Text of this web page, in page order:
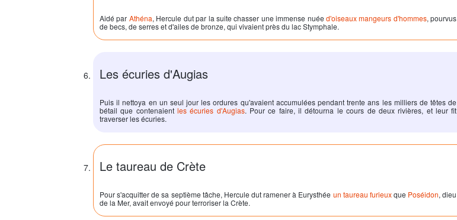
Aidé par Athéna, Hercule dut par la suite chasser une immense nuéed'oiseaux mangeurs d'hommes, pourvus
de becs, de serres et d'ailes de bronze, qui vivaient près du lac Stymphale.
Les écuries d'Augias
Puis il nettoya en un seul jour les ordures qu'avaient accumulées pendant trente ans les milliers de têtes de
bétail que contenaientles écuries d'Augias. Pour ce faire, il détourna le cours de deux rivières, et leur fit
traverser les écuries.
Le taureau de Crète
Pour s'acquitter de sa septième tâche, Hercule dut ramener à Eurysthée un taureau furieuxque Poséidon, dieu
de la Mer, avait envoyé pour terroriser la Crète.